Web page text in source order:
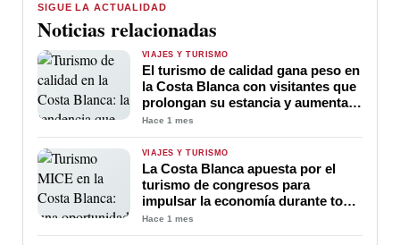
SIGUE LA ACTUALIDAD
Noticias relacionadas
VIAJES Y TURISMO
El turismo de calidad gana peso en
la Costa Blanca con visitantes que
prolongan su estancia y aumentan
su gasto
Hace 1 mes
VIAJES Y TURISMO
La Costa Blanca apuesta por el
turismo de congresos para
impulsar la economía durante todo
el año
Hace 1 mes